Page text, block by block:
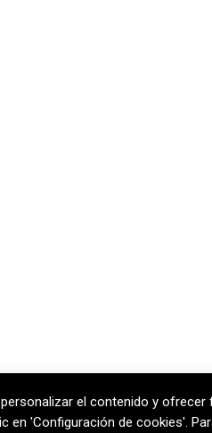
T+34 938 170 417 ·F +34
el contenido y
'Configuración de cookies'.